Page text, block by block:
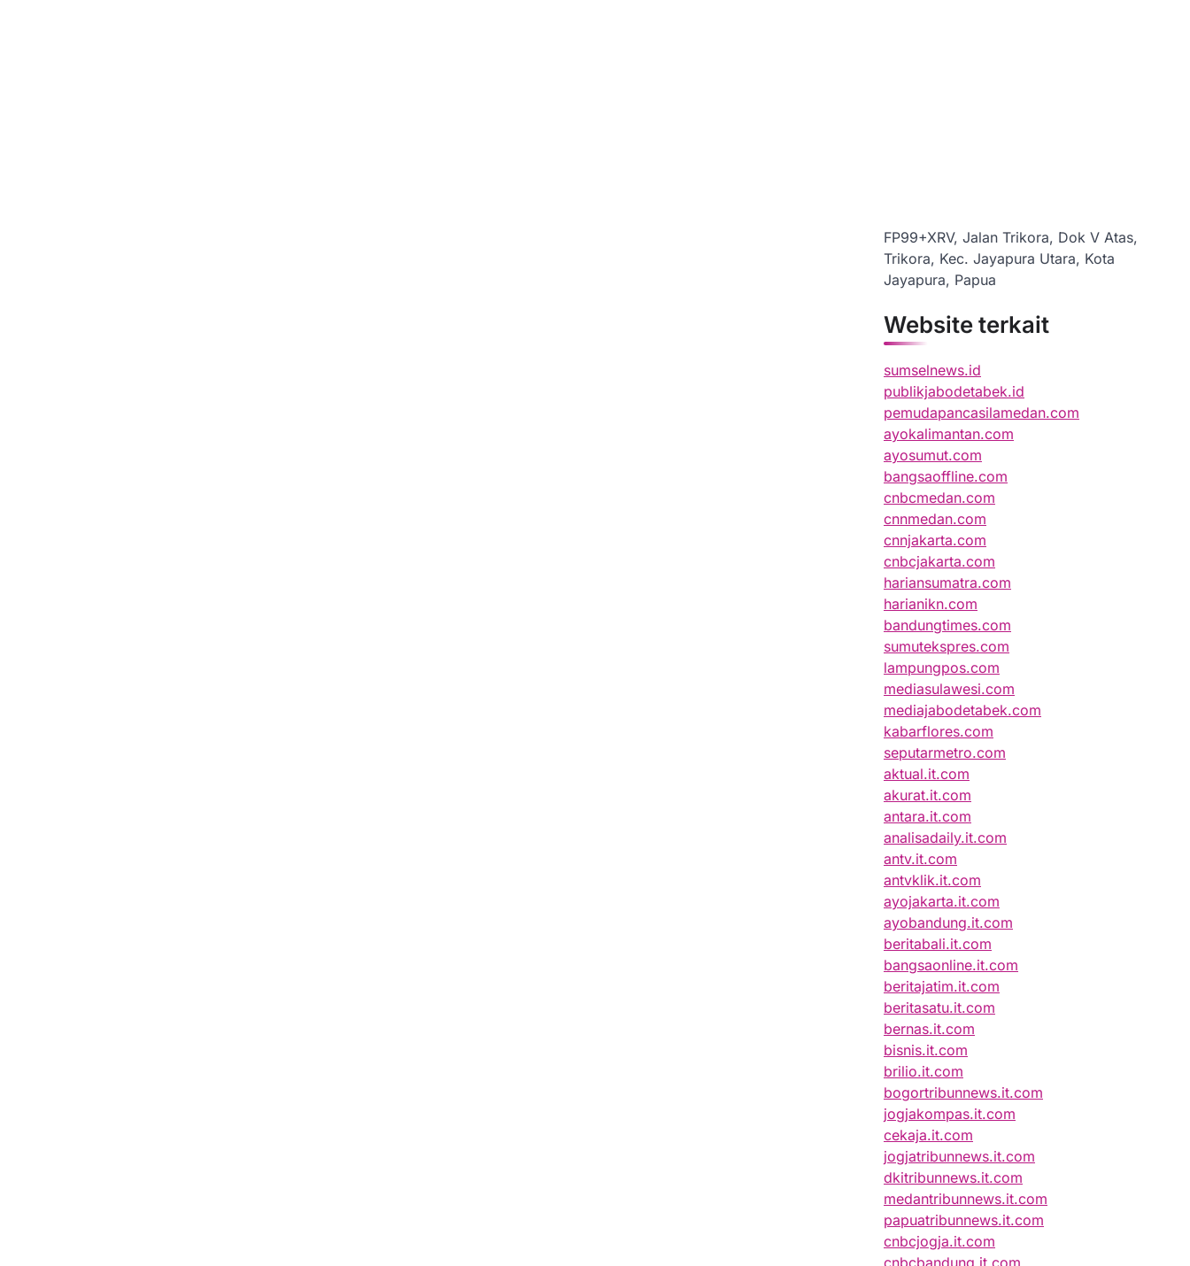
FP99+XRV, Jalan Trikora, Dok V Atas,
Trikora, Kec. Jayapura Utara, Kota
Jayapura, Papua
Website terkait
sumselnews.id
publikjabodetabek.id
pemudapancasilamedan.com
ayokalimantan.com
ayosumut.com
bangsaoffline.com
cnbcmedan.com
cnnmedan.com
cnnjakarta.com
cnbcjakarta.com
hariansumatra.com
harianikn.com
bandungtimes.com
sumutekspres.com
lampungpos.com
mediasulawesi.com
mediajabodetabek.com
kabarflores.com
seputarmetro.com
aktual.it.com
akurat.it.com
antara.it.com
analisadaily.it.com
antv.it.com
antvklik.it.com
ayojakarta.it.com
ayobandung.it.com
beritabali.it.com
bangsaonline.it.com
beritajatim.it.com
beritasatu.it.com
bernas.it.com
bisnis.it.com
brilio.it.com
bogortribunnews.it.com
jogjakompas.it.com
cekaja.it.com
jogjatribunnews.it.com
dkitribunnews.it.com
medantribunnews.it.com
papuatribunnews.it.com
cnbcjogja.it.com